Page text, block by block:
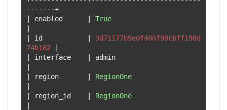
-------+
|
enabled |
True
|
|
id |
3d71177b9e0f406f98cbff198d
74b182
|
|
interface |
|
|
region |
RegionOne
|
|
region_id |
RegionOne
|